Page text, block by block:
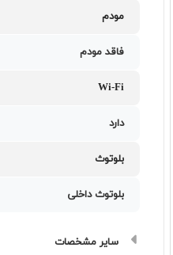
مودم
فاقد مودم
Wi-Fi
دارد
بلوتوث
بلوتوث داخلی
سایر مشخصات